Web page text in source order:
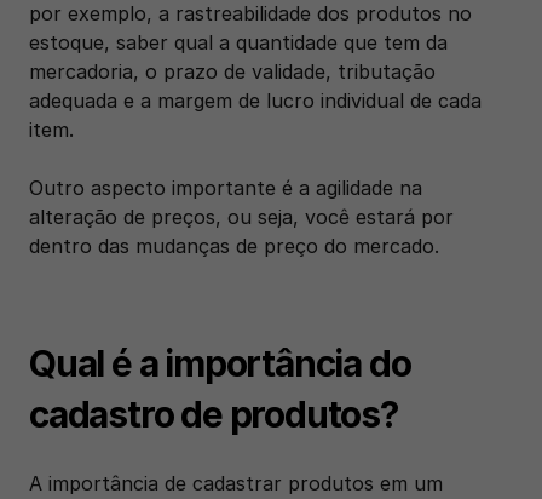
por exemplo, a rastreabilidade dos produtos no
estoque, saber qual a quantidade que tem da
mercadoria, o prazo de validade, tributação
adequada e a margem de lucro individual de cada
item.
Outro aspecto importante é a agilidade na
alteração de preços, ou seja, você estará por
dentro das mudanças de preço do mercado.
Qual é a importância do
cadastro de produtos?
A importância de cadastrar produtos em um